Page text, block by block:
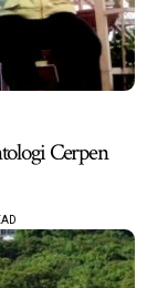
Cerpen